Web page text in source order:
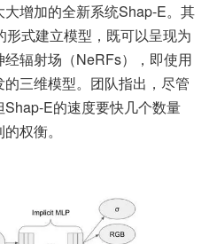
增加的全新系统Shap-E。其
形式建立模型，既可以呈现为
辐射场（NeRFs），即使用
三维模型。团队指出，尽管
E的速度要快几个数量
权衡。